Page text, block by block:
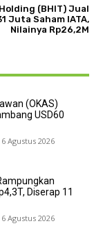
Holding (BHIT) Jual
Juta Saham IATA,
Nilainya Rp26,2M
(OKAS)
USD60
6 Agustus 2026
Diserap 11
6 Agustus 2026